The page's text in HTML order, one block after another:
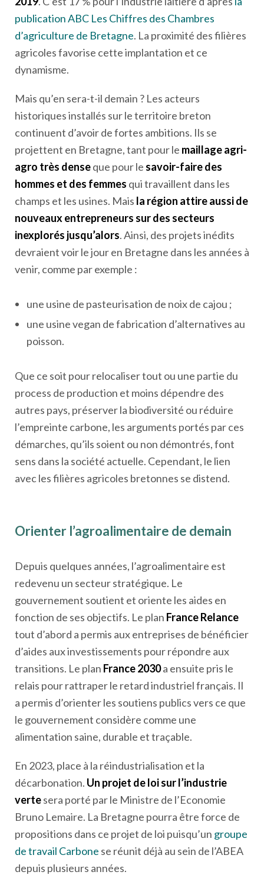
publication ABC Les Chiffres des Chambres
d’agriculture de Bretagne. La proximité des filières
agricoles favorise cette implantation et ce
dynamisme.
Mais qu’en sera-t-il demain ? Les acteurs
historiques installés sur le territoire breton
continuent d’avoir de fortes ambitions. Ils se
projettent en Bretagne, tant pour le maillage agri-
agro très denseque pour le savoir-faire des
hommes et des femmes qui travaillent dans les
champs et les usines. Mais la région attire aussi de
nouveaux entrepreneurs sur des secteurs
inexplorés jusqu’alors. Ainsi, des projets inédits
devraient voir le jour en Bretagne dans les années à
venir, comme par exemple :
une usine de pasteurisation de noix de cajou ;
une usine vegan de fabrication d’alternatives au
poisson.
Que ce soit pour relocaliser tout ou une partie du
process de production et moins dépendre des
autres pays, préserver la biodiversité ou réduire
l’empreinte carbone, les arguments portés par ces
démarches, qu’ils soient ou non démontrés, font
sens dans la société actuelle. Cependant, le lien
avec les filières agricoles bretonnes se distend.
Orienter l’agroalimentaire de demain
Depuis quelques années, l’agroalimentaire est
redevenu un secteur stratégique. Le
gouvernement soutient et oriente les aides en
fonction de ses objectifs. Le plan France Relance
tout d’abord a permis aux entreprises de bénéficier
d’aides aux investissements pour répondre aux
transitions. Le plan France 2030a ensuite pris le
relais pour rattraper le retard industriel français. Il
a permis d’orienter les soutiens publics vers ce que
le gouvernement considère comme une
alimentation saine, durable et traçable.
En 2023, place à la réindustrialisation et la
décarbonation. Un projet de loi sur l’industrie
vertesera porté par le Ministre de l’Economie
Bruno Lemaire. La Bretagne pourra être force de
propositions dans ce projet de loi puisqu’un groupe
de travail Carbone se réunit déjà au sein de l’ABEA
depuis plusieurs années.